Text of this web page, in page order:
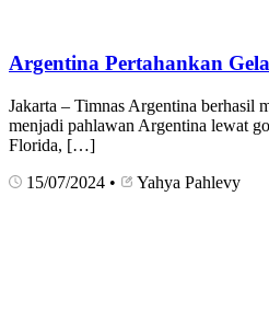
Argentina Pertahankan
Jakarta – Timnas Argentina berhasil
menjadi pahlawan Argentina lewat
Florida, […]
15/07/2024 • Yahya Pahlevy